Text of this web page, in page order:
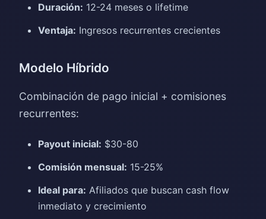
Duración: 12-24 meses o lifetime
Ventaja: Ingresos recurrentes crecientes
Modelo Híbrido
Combinación de pago inicial + comisiones
recurrentes:
Payout inicial: $30-80
Comisión mensual: 15-25%
Ideal para: Afiliados que buscan cash flow
inmediato y crecimiento